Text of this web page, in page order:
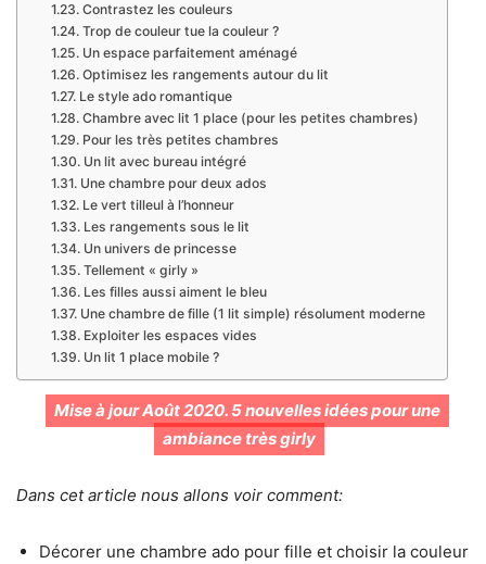
Contrastez les couleurs
Trop de couleur tue la couleur ?
Un espace parfaitement aménagé
Optimisez les rangements autour du lit
Le style ado romantique
Chambre avec lit 1 place (pour les petites chambres)
Pour les très petites chambres
Un lit avec bureau intégré
Une chambre pour deux ados
Le vert tilleul à l’honneur
Les rangements sous le lit
Un univers de princesse
Tellement « girly »
Les filles aussi aiment le bleu
Une chambre de fille (1 lit simple) résolument moderne
Exploiter les espaces vides
Un lit 1 place mobile ?
Mise à jour Août 2020. 5 nouvelles idées pour une
ambiance très girly
Dans cet article nous allons voir comment:
Décorer une chambre ado pour fille et choisir la couleur